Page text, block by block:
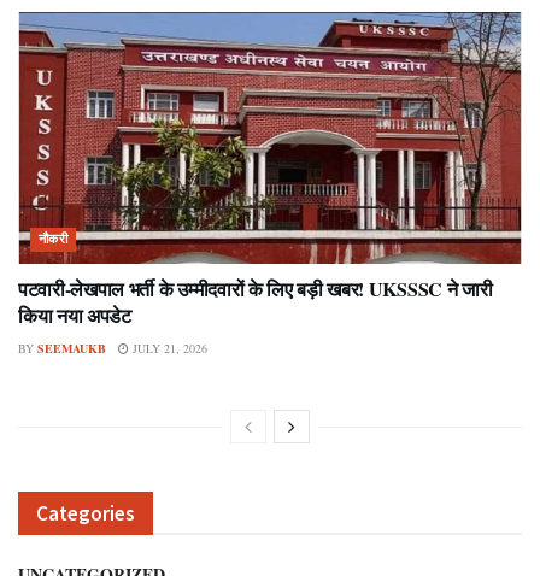
नौकरी
पटवारी-लेखपाल भर्ती के उम्मीदवारों के लिए बड़ी खबर! UKSSSC ने जारी
किया नया अपडेट
BY SEEMAUKB JULY 21, 2026
Categories